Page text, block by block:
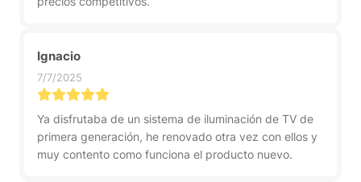
Ignacio
7/7/2025
Ya disfrutaba de un sistema de iluminación de TV de
primera generación, he renovado otra vez con ellos y
muy contento como funciona el producto nuevo.